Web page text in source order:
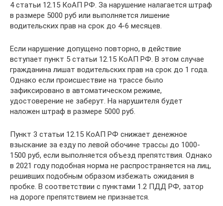
4 статьи 12.15 КоАП РФ. За нарушение налагается штраф
в размере 5000 руб или выполняется лишение
водительских прав на срок до 4-6 месяцев.
Если нарушение допущено повторно, в действие
вступает пункт 5 статьи 12.15 КоАП РФ. В этом случае
гражданина лишат водительских прав на срок до 1 года.
Однако если происшествие на трассе было
зафиксировано в автоматическом режиме,
удостоверение не заберут. На нарушителя будет
наложен штраф в размере 5000 руб.
Пункт 3 статьи 12.15 КоАП РФ снижает денежное
взыскание за езду по левой обочине трассы до 1000-
1500 руб, если выполняется объезд препятствия. Однако
в 2021 году подобная норма не распространяется на лиц,
решивших подобным образом избежать ожидания в
пробке. В соответствии с пунктами 1.2 ПДД РФ, затор
на дороге препятствием не признается.